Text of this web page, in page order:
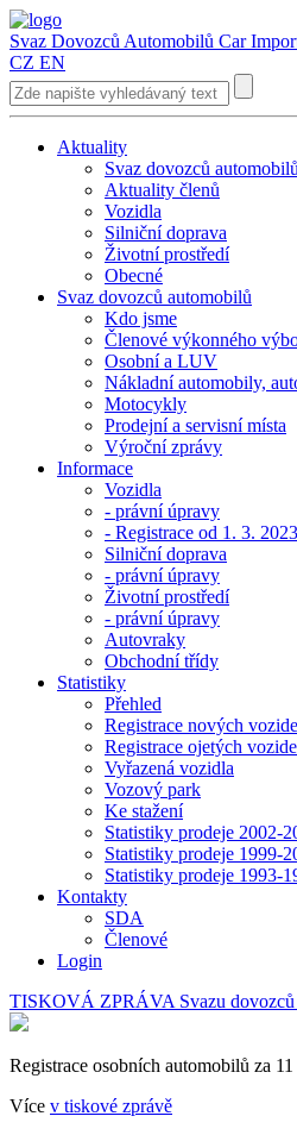
Svaz Dovozců Automobilů Car
CZ EN
Aktuality
Svaz dovozců automobilů
Aktuality členů
Vozidla
Silniční doprava
Životní prostředí
Obecné
Svaz dovozců automobilů
Kdo jsme
Členové výkonného
Osobní a LUV
Nákladní automobily,
Motocykly
Prodejní a servisní místa
Výroční zprávy
Informace
Vozidla
- právní úpravy
- Registrace od 1. 3. 2023
Silniční doprava
- právní úpravy
Životní prostředí
- právní úpravy
Autovraky
Obchodní třídy
Statistiky
Přehled
Registrace nových
Registrace ojetých
Vyřazená vozidla
Vozový park
Ke stažení
Statistiky prodeje 2002-
Statistiky prodeje 1999-
Statistiky prodeje 1993-
Kontakty
SDA
Členové
Login
TISKOVÁ ZPRÁVA Svazu dovozců
Registrace osobních automobilů za
Více v tiskové zprávě